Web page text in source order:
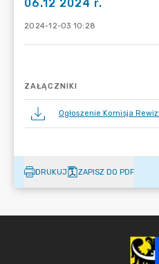
06.12 2024 r.
2024-12-03 10:28
ZAŁĄCZNIKI
Ogłoszenie Komisja
DRUKUJ ZAPISZ DO PDF